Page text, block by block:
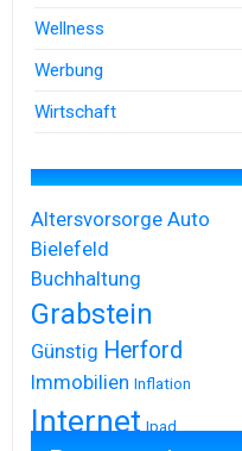
Wellness
Werbung
Wirtschaft
Altersvorsorge Auto
Bielefeld
Buchhaltung
Grabstein
Günstig Herford
Immobilien Inflation
Internet Ipad